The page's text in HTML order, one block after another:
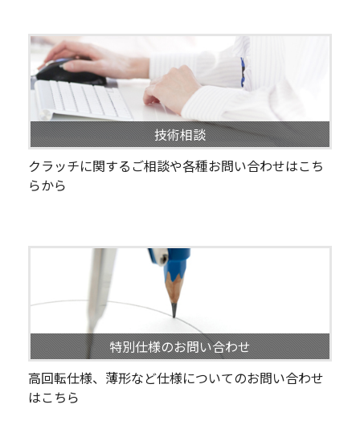
技術相談
クラッチに関するご相談や各種お問い合わせはこち
らから
特別仕様のお問い合わせ
高回転仕様、薄形など仕様についてのお問い合わせ
はこちら